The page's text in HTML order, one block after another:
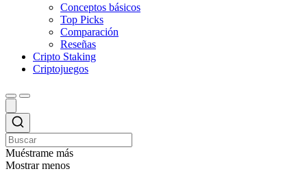
Conceptos básicos
Top Picks
Comparación
Reseñas
Cripto Staking
Criptojuegos
Muéstrame más
Mostrar menos